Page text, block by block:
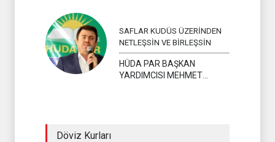
SAFLAR KUDÜS ÜZERİNDEN
NETLEŞSİN VE BİRLEŞSİN
HÜDA PAR BAŞKAN
YARDIMCISI MEHMET
Döviz Kurları